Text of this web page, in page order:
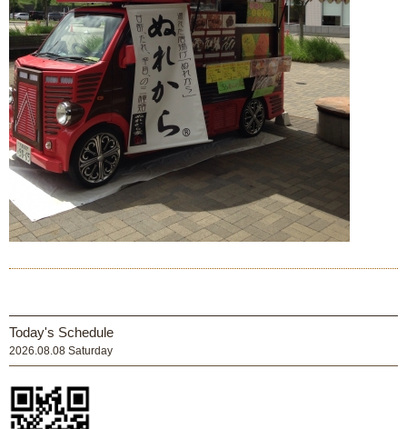
Today's Schedule
2026.08.08 Saturday